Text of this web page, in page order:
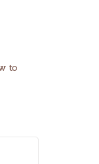
to